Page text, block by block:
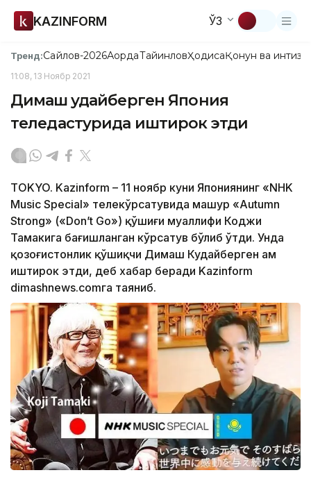
KAZINFORM ЎЗ
Тренд:Сайлов-2026АқордаТайинловҲодисаҚонун ва
11:08, 13 Ноябр 2021
Димаш Қудайберген Япония
теледастурида иштирок этди
ТOKYO. Kazinform – 11 ноябр куни Япониянинг «NHK
Мusic Special» телекўрсатувида машҳур «Autumn
Strong» («Don’t Go») қўшиғи муаллифи Коджи
Тамакига бағишланган кўрсатув бўлиб ўтди. Унда
қозоғистонлик қўшиқчи Димаш Кудайберген ҳам
иштирок этди, деб хабар беради Kazinform
dimashnews.cоmга таяниб.